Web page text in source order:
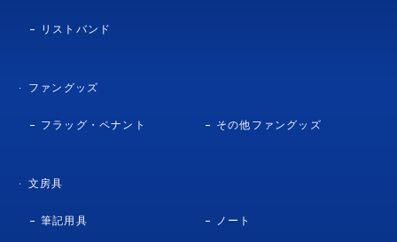
リストバンド
ファングッズ
フラッグ・ペナント その他ファングッズ
文房具
筆記用具 ノート